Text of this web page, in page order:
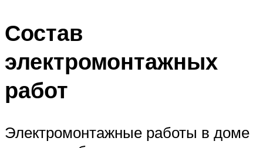
Состав
электромонтажных
работ
Электромонтажные работы в доме